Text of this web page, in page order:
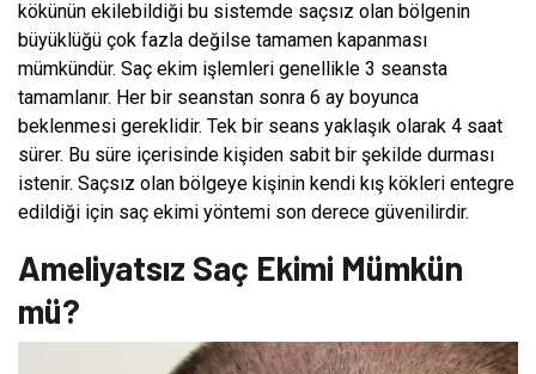
kökünün ekilebildiği bu sistemde saçsız olan bölgenin
büyüklüğü çok fazla değilse tamamen kapanması
mümkündür. Saç ekim işlemleri genellikle 3 seansta
tamamlanır. Her bir seanstan sonra 6 ay boyunca
beklenmesi gereklidir. Tek bir seans yaklaşık olarak 4 saat
sürer. Bu süre içerisinde kişiden sabit bir şekilde durması
istenir. Saçsız olan bölgeye kişinin kendi kış kökleri entegre
edildiği için saç ekimi yöntemi son derece güvenilirdir.
Ameliyatsız Saç Ekimi Mümkün
mü?